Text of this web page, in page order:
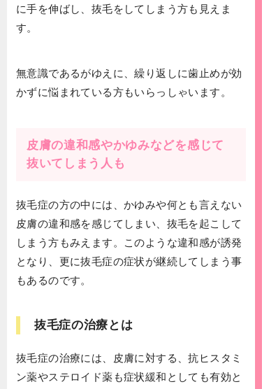
に手を伸ばし、抜毛をしてしまう方も見えま
す。
無意識であるがゆえに、繰り返しに歯止めが効
かずに悩まれている方もいらっしゃいます。
皮膚の違和感やかゆみなどを感じて
抜いてしまう人も
抜毛症の方の中には、かゆみや何とも言えない
皮膚の違和感を感じてしまい、抜毛を起こして
しまう方もみえます。このような違和感が誘発
となり、更に抜毛症の症状が継続してしまう事
もあるのです。
抜毛症の治療とは
抜毛症の治療には、皮膚に対する、抗ヒスタミ
ン薬やステロイド薬も症状緩和としても有効と